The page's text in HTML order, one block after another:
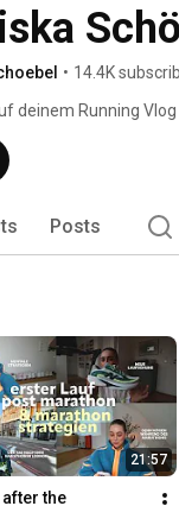
• 14.4K
deinem Running Vlog
Posts
21:57
after the